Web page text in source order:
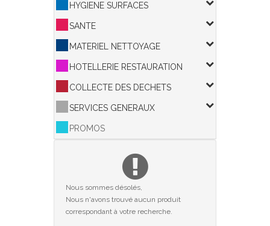
HYGIENE SURFACES
SANTE
MATERIEL NETTOYAGE
HOTELLERIE RESTAURATION
COLLECTE DES DECHETS
SERVICES GENERAUX
PROMOS
Nous sommes désolés,
Nous n'avons trouvé aucun produit
correspondant à votre recherche.